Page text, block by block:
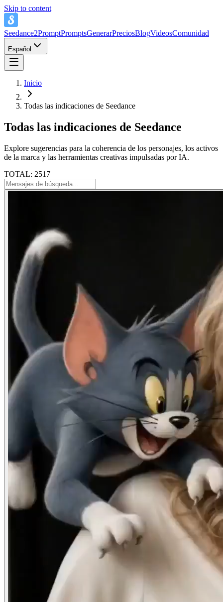
Skip to content
Seedance2PromptPromptsGenerarPreciosBlogVideosComunidad
Español
Inicio
Todas las indicaciones de Seedance
Todas las indicaciones de Seedance
Explore sugerencias para la coherencia de los personajes, los activos
de la marca y las herramientas creativas impulsadas por IA.
TOTAL: 2517